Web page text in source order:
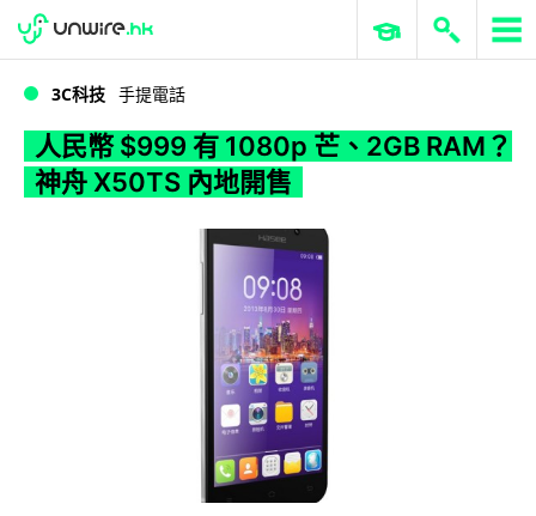
WWDC 2026 ERP 與商業 AI
3C科技 手提電話
人民幣 $999 有 1080p 芒、2GB RAM？
神舟 X50TS 內地開售